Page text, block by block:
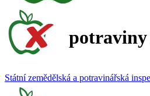
potraviny
Státní zemědělská a potravinářská